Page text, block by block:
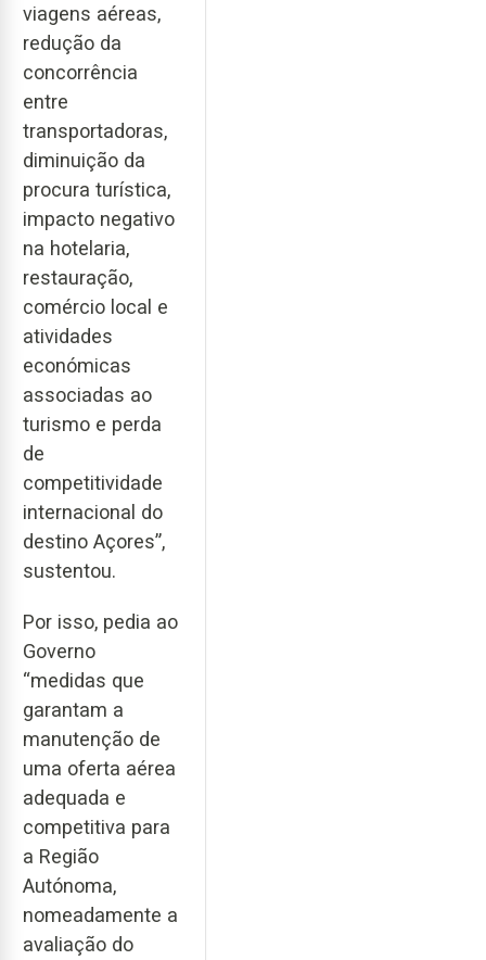
viagens aéreas,
redução da
concorrência
entre
transportadoras,
diminuição da
procura turística,
impacto negativo
na hotelaria,
restauração,
comércio local e
atividades
económicas
associadas ao
turismo e perda
de
competitividade
internacional do
destino Açores”,
sustentou.
Por isso, pedia ao
Governo
“medidas que
garantam a
manutenção de
uma oferta aérea
adequada e
competitiva para
a Região
Autónoma,
nomeadamente a
avaliação do